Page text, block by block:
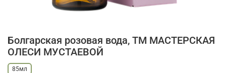
Болгарская розовая вода, ТМ МАСТЕРСКАЯ
ОЛЕСИ МУСТАЕВОЙ
85мл